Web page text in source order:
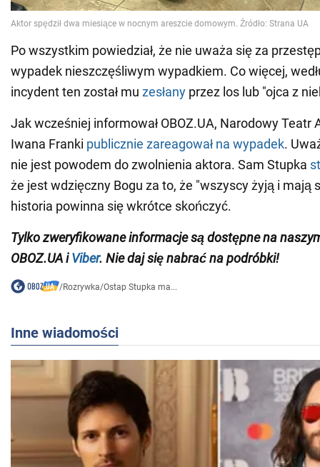
Po wszystkim powiedział, że nie uważa się za
wypadek nieszczęśliwym wypadkiem. Co więcej,
incydent ten został mu zesłany przez los lub "ojca z
Jak wcześniej informował OBOZ.UA, Narodowy Teatr
Iwana Franki publicznie zareagował na wypadek.
nie jest powodem do zwolnienia aktora. Sam Stupka
że jest wdzięczny Bogu za to, że "wszyscy żyją i mają
historia powinna się wkrótce skończyć.
Tylkozweryfikowane informacje są dostępne na
OBOZ.UA iViber. Nie daj się nabrać na podróbki!
/Rozrywka/Ostap Stupka ma...
Inne wiadomości